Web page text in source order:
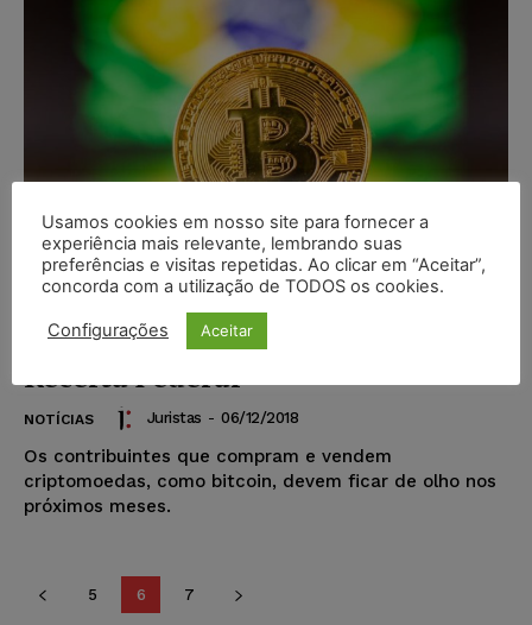
Operações com bitcoins e
criptomoedas estão na mira da
Receita Federal
NOTÍCIAS Juristas - 06/12/2018
Os contribuintes que compram e vendem
criptomoedas, como bitcoin, devem ficar de olho nos
próximos meses.
5 6 7
Usamos cookies em nosso site para fornecer a
experiência mais relevante, lembrando suas
preferências e visitas repetidas. Ao clicar em “Aceitar”,
concorda com a utilização de TODOS os cookies.
Configurações Aceitar